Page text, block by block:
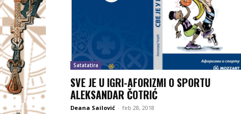
Satatatira
SVE JE U IGRI-AFORIZMI O SPORTU
ALEKSANDAR ČOTRIĆ
Deana Sailović - feb 28, 2018